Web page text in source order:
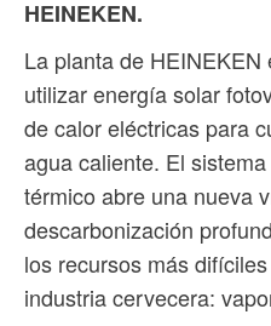
HEINEKEN.
La planta de
utilizar energía solar
de calor eléctricas para
agua caliente. El
térmico abre una nueva
descarbonización
los recursos más
industria cervecera: